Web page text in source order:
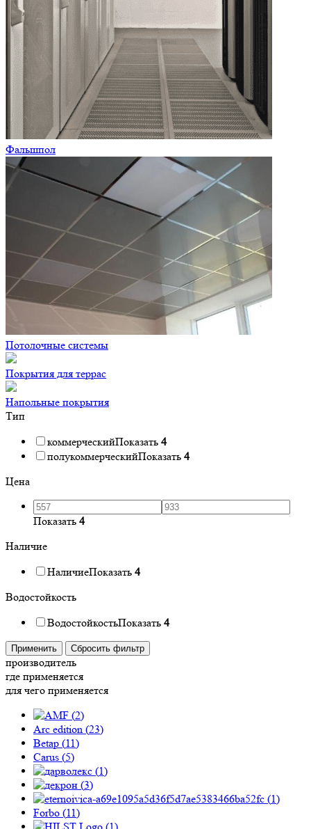
Фальшпол
Потолочные системы
Покрытия для террас
Напольные покрытия
Тип
коммерческийПоказать 4
полукоммерческийПоказать 4
Цена
Показать 4
Наличие
НаличиеПоказать 4
Водостойкость
ВодостойкостьПоказать 4
Применить Сбросить фильтр
производитель
где применяется
для чего применяется
(2)
Arc edition (23)
Betap (11)
Carus (5)
(1)
(3)
(1)
Forbo (11)